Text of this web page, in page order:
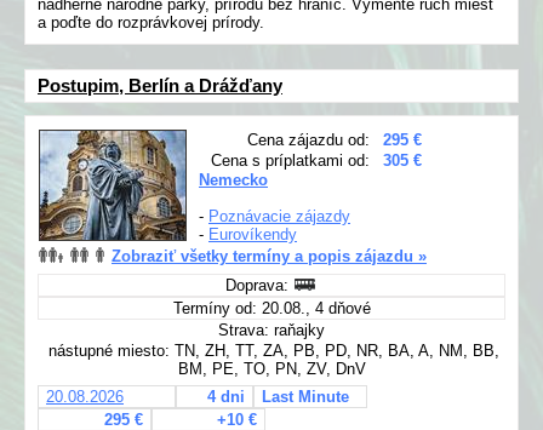
nádherné národné parky, prírodu bez hraníc. Vymeňte ruch miest
a poďte do rozprávkovej prírody.
Postupim, Berlín a Drážďany
Cena zájazdu od:
295 €
Cena s príplatkami od:
305 €
Nemecko
- Poznávacie zájazdy
- Eurovíkendy
Zobraziť všetky termíny a popis zájazdu »
Doprava:
Termíny od: 20.08., 4 dňové
Strava: raňajky
nástupné miesto: TN, ZH, TT, ZA, PB, PD, NR, BA, A, NM, BB,
BM, PE, TO, PN, ZV, DnV
20.08.2026
4 dni
Last Minute
295 €
+10 €